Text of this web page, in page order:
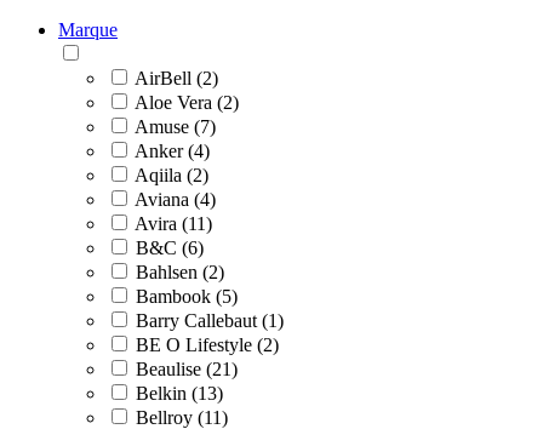
Marque
AirBell (2)
Aloe Vera (2)
Amuse (7)
Anker (4)
Aqiila (2)
Aviana (4)
Avira (11)
B&C (6)
Bahlsen (2)
Bambook (5)
Barry Callebaut (1)
BE O Lifestyle (2)
Beaulise (21)
Belkin (13)
Bellroy (11)